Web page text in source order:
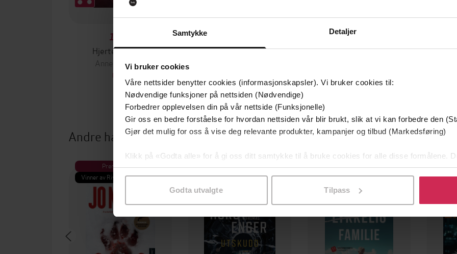
Samtykke Detaljer
Vi bruker cookies
Våre nettsider benytter cookies (informasjonskapsler). Vi bruker cookies til:
Nødvendige funksjoner på nettsiden (Nødvendige)
Forbedrer opplevelsen din på vår nettside (Funksjonelle)
Gir oss en bedre forståelse for hvordan nettsiden vår blir brukt, slik at vi kan forbedre den
Gjør det mulig for oss å vise deg relevante produkter, kampanjer og tilbud (Markedsføring)
Klikk på «Godta alle» for å gi oss ditt samtykke til å bruke cookies for alle disse formålene.
samtykke til spesifikke formål ved å klikke på «Tilpass». Du kan når som helst trekke
Godta utvalgte Tilpass
149,-
Hjerteknuseren
Anne B. Ragde
EBOK
Hennes siste fantastiske dager
99,-
Arsenikktårnet
Andre har også kjøpt
Premium
Vinner av Rivertonprisen
Premium
Første gang på tilbud
Premium